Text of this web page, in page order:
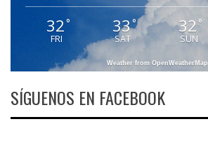
32°
FRI
33°
SAT
32 °
SUN
Weather from OpenWeatherMap
SÍGUENOS EN FACEBOOK